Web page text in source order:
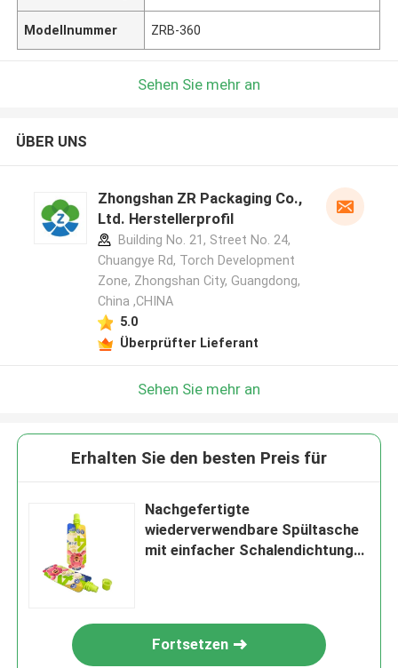
Modellnummer ZRB-360
Sehen Sie mehr an
ÜBER UNS
Zhongshan ZR Packaging Co.,
Ltd. Herstellerprofil
Building No. 21, Street No. 24,
Chuangye Rd, Torch Development
Zone, Zhongshan City, Guangdong,
China ,CHINA
5.0
Überprüfter Lieferant
Sehen Sie mehr an
Erhalten Sie den besten Preis für
Nachgefertigte
wiederverwendbare Spültasche
mit einfacher Schalendichtung
Fortsetzen